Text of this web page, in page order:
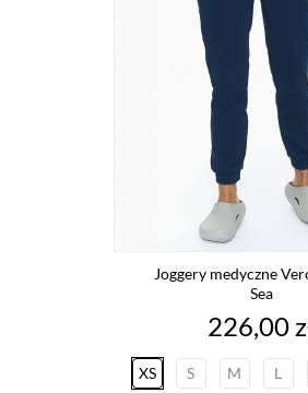
Joggery medyczne
Sea
Cena
226,00
XS S M L